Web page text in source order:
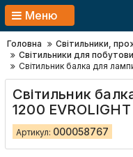
Меню
Головна
Світильники,
Світильники для
Світильник балка для
Світильник
1200 EVROLIGHT
Артикул: 000058767